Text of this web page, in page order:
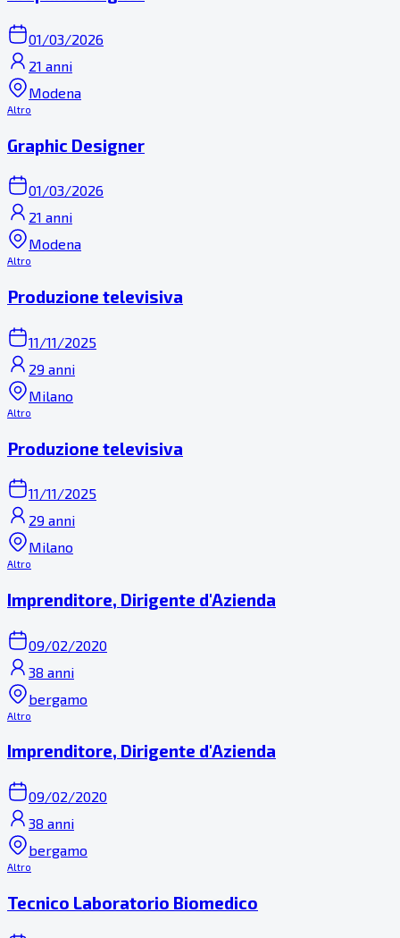
01/03/2026
21 anni
Modena
Altro
Graphic Designer
01/03/2026
21 anni
Modena
Altro
Produzione televisiva
11/11/2025
29 anni
Milano
Altro
Produzione televisiva
11/11/2025
29 anni
Milano
Altro
Imprenditore, Dirigente d'Azienda
09/02/2020
38 anni
bergamo
Altro
Imprenditore, Dirigente d'Azienda
09/02/2020
38 anni
bergamo
Altro
Tecnico Laboratorio Biomedico